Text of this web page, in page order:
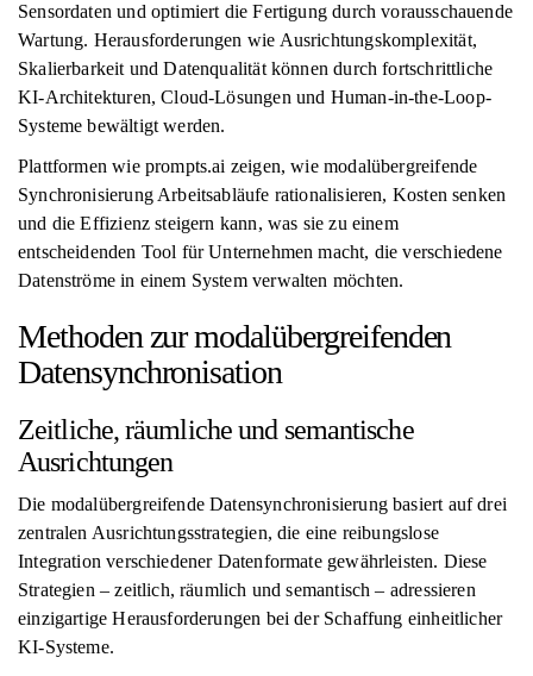
Sensordaten und optimiert die Fertigung durch vorausschauende
Wartung. Herausforderungen wie Ausrichtungskomplexität,
Skalierbarkeit und Datenqualität können durch fortschrittliche
KI-Architekturen, Cloud-Lösungen und Human-in-the-Loop-
Systeme bewältigt werden.
Plattformen wie prompts.ai zeigen, wie modalübergreifende
Synchronisierung Arbeitsabläufe rationalisieren, Kosten senken
und die Effizienz steigern kann, was sie zu einem
entscheidenden Tool für Unternehmen macht, die verschiedene
Datenströme in einem System verwalten möchten.
Methoden zur modalübergreifenden
Datensynchronisation
Zeitliche, räumliche und semantische
Ausrichtungen
Die modalübergreifende Datensynchronisierung basiert auf drei
zentralen Ausrichtungsstrategien, die eine reibungslose
Integration verschiedener Datenformate gewährleisten. Diese
Strategien – zeitlich, räumlich und semantisch – adressieren
einzigartige Herausforderungen bei der Schaffung einheitlicher
KI-Systeme.